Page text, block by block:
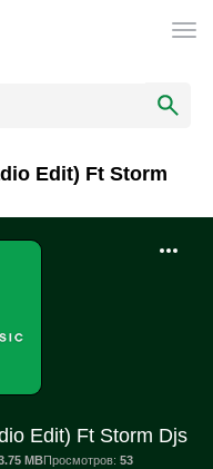
Edit) Ft Storm
Edit) Ft Storm Djs
MBПросмотров: 53